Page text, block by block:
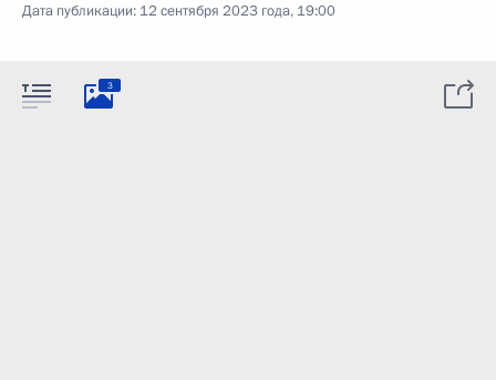
Дата публикации: 12 сентября 2023 года, 19:00
3